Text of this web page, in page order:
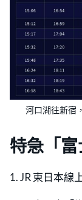
河口湖往新宿
特急「
1. JR 東日本線